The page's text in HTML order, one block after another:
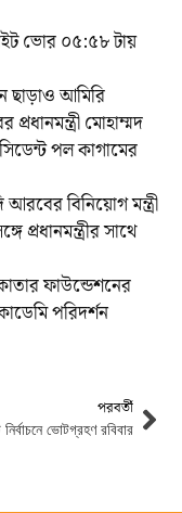
ভোর ০৫:৫৮ টায়
ছাড়াও আমিরি
মোহাম্মদ
পল কাগামের
আরবের বিনিয়োগ মন্ত্রী
প্রধানমন্ত্রীর সাথে
ফাউন্ডেশনের
পরিদর্শন
পরবর্তী
ভোটগ্রহণ রবিবার